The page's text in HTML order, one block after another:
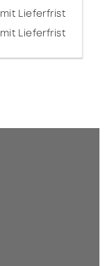
mit Lieferfrist
mit Lieferfrist